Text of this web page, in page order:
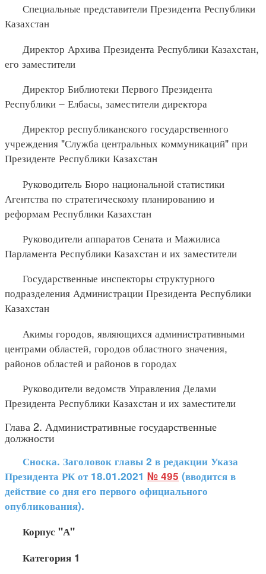
Специальные представители Президента Республики
Казахстан
Директор Архива Президента Республики Казахстан,
его заместители
Директор Библиотеки Первого Президента
Республики – Елбасы, заместители директора
Директор республиканского государственного
учреждения "Служба центральных коммуникаций" при
Президенте Республики Казахстан
Руководитель Бюро национальной статистики
Агентства по стратегическому планированию и
реформам Республики Казахстан
Руководители аппаратов Сената и Мажилиса
Парламента Республики Казахстан и их заместители
Государственные инспекторы структурного
подразделения Администрации Президента Республики
Казахстан
Акимы городов, являющихся административными
центрами областей, городов областного значения,
районов областей и районов в городах
Руководители ведомств Управления Делами
Президента Республики Казахстан и их заместители
Глава 2. Административные государственные
должности
Сноска. Заголовок главы 2 в редакции Указа
Президента РК от 18.01.2021 № 495 (вводится в
действие со дня его первого официального
опубликования).
Корпус "А"
Категория 1